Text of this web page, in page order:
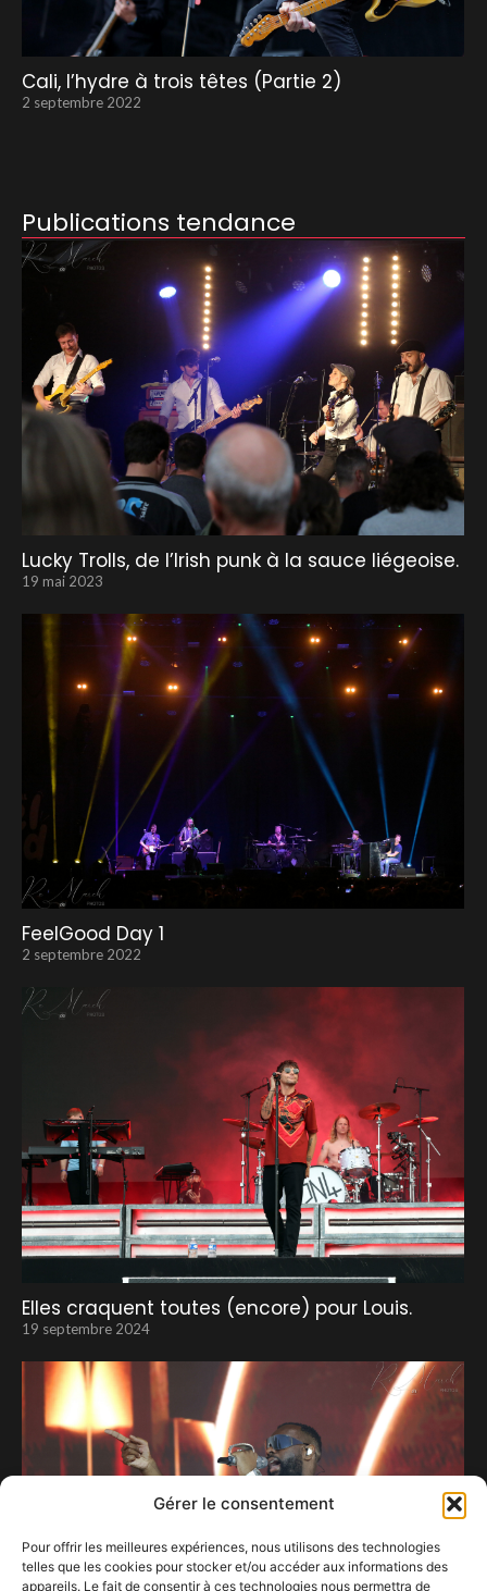
Gérer le consentement
Pour offrir les meilleures expériences, nous utilisons des technologies
telles que les cookies pour stocker et/ou accéder aux informations des
appareils. Le fait de consentir à ces technologies nous permettra de
Cali, l’hydre à trois têtes (Partie 2)
2 septembre 2022
Publications tendance
Lucky Trolls, de l’Irish punk à la sauce liégeoise.
19 mai 2023
FeelGood Day 1
2 septembre 2022
Elles craquent toutes (encore) pour Louis.
19 septembre 2024